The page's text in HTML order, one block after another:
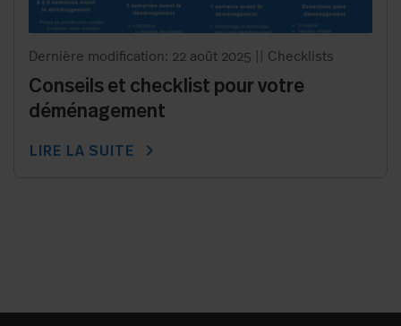
Dernière modification: 22 août 2025 Checklists
Conseils et checklist pour votre
déménagement
LIRE LA SUITE chevron_right